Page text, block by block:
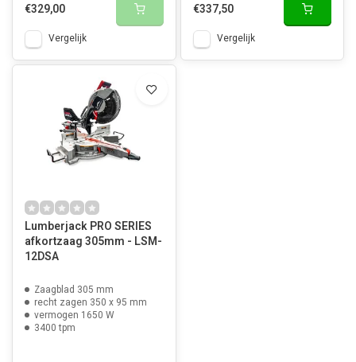
€329,00
Vergelijk
€337,50
Vergelijk
Lumberjack PRO SERIES
afkortzaag 305mm - LSM-
12DSA
Zaagblad 305 mm
recht zagen 350 x 95 mm
vermogen 1650 W
3400 tpm